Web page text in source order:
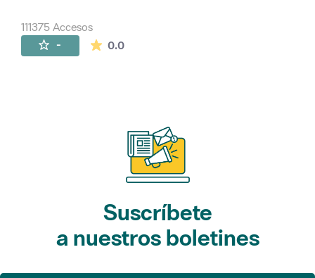
111375 Accesos
- 0.0La valoración media es de 0 estrellas de
Suscríbete
a nuestros boletines